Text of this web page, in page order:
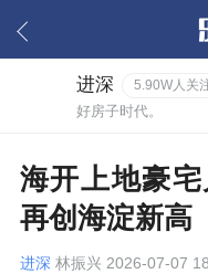
进深 5.90W人关
好房子时代。
海开上地豪
再创海淀新高
进深 林振兴 2026-07-07